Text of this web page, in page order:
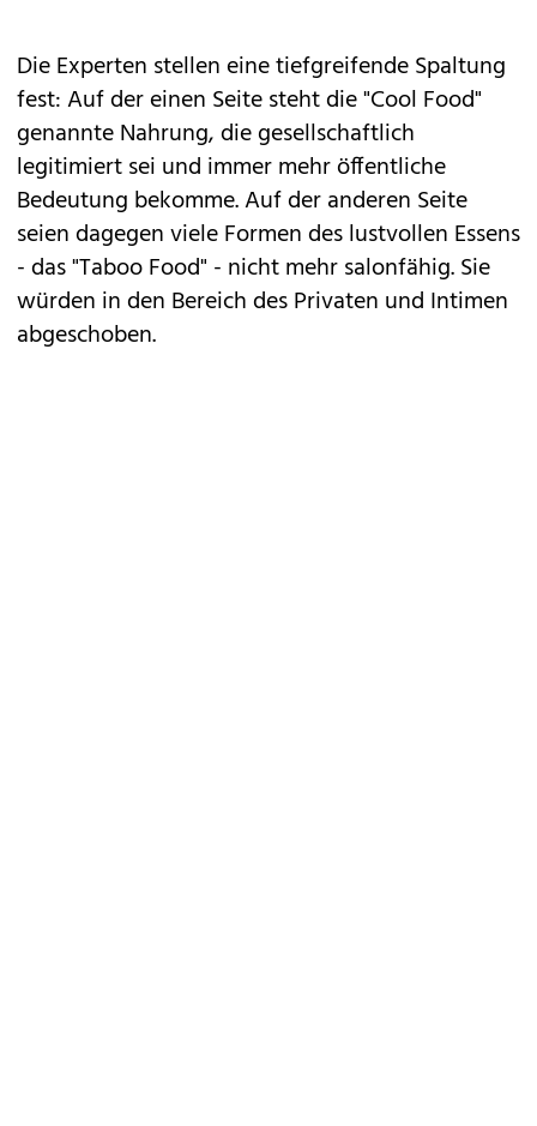
Die Experten stellen eine tiefgreifende Spaltung
fest: Auf der einen Seite steht die "Cool Food"
genannte Nahrung, die gesellschaftlich
legitimiert sei und immer mehr öffentliche
Bedeutung bekomme. Auf der anderen Seite
seien dagegen viele Formen des lustvollen Essens
- das "Taboo Food" - nicht mehr salonfähig. Sie
würden in den Bereich des Privaten und Intimen
abgeschoben.